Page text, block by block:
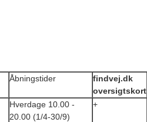
Åbningstider
findvej.dk
oversigtskort
Hverdage 10.00 -
20.00 (1/4-30/9)
+